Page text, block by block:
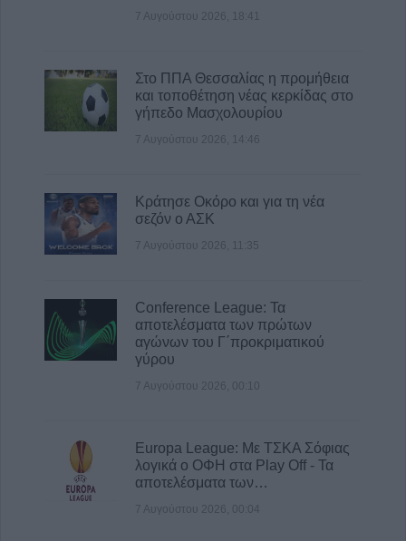
7 Αυγούστου 2026, 18:41
Στο ΠΠΑ Θεσσαλίας η προμήθεια
και τοποθέτηση νέας κερκίδας στο
γήπεδο Μασχολουρίου
7 Αυγούστου 2026, 14:46
Κράτησε Οκόρο και για τη νέα
σεζόν ο ΑΣΚ
7 Αυγούστου 2026, 11:35
Conference League: Τα
αποτελέσματα των πρώτων
αγώνων του Γ΄προκριματικού
γύρου
7 Αυγούστου 2026, 00:10
Europa League: Με ΤΣΚΑ Σόφιας
λογικά ο ΟΦΗ στα Play Off - Τα
αποτελέσματα των…
7 Αυγούστου 2026, 00:04